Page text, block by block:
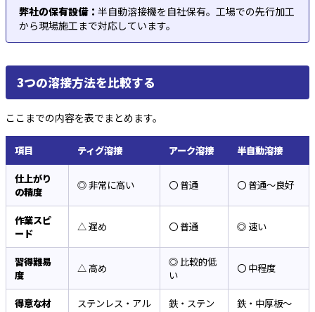
弊社の保有設備： 半自動溶接機を自社保有。工場での先行加工
から現場施工まで対応しています。
3つの溶接方法を比較する
ここまでの内容を表でまとめます。
項目 ティグ溶接 アーク溶接 半自動溶接
仕上がり
の精度
◎ 非常に高い 〇 普通 〇 普通〜良好
作業スピ
ード
△ 遅め 〇 普通 ◎ 速い
習得難易
度
△ 高め
◎ 比較的低
い
〇 中程度
得意な材
ステンレス・アル
鉄・ステン
鉄・中厚板〜